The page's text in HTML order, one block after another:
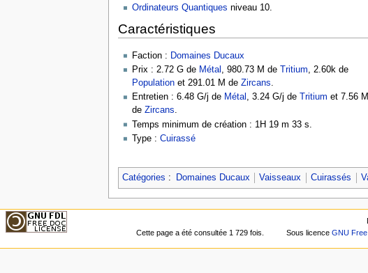
Ordinateurs Quantiques niveau 10.
Caractéristiques
Faction : Domaines Ducaux
Prix : 2.72 G de Métal , 980.73 M de Tritium
, 2.60k de
Populationet 291.01 M de Zircans.
Entretien : 6.48 G/j de Métal , 3.24 G/j de Tritium et 7.56
de Zircans.
Temps minimum de création : 1H 19 m 33 s.
Type : Cuirassé
Catégories : Domaines Ducaux Vaisseaux Cuirassés
Cette page a été consultée 1 729 fois.
Sous licenceGNU